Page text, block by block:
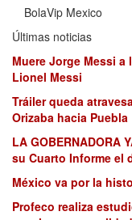
BolaVip Mexico
Últimas noticias
Muere Jorge Messi
Lionel Messi
Tráiler queda
Orizaba hacia Puebla
LA GOBERNADORA
su Cuarto Informe el
México va por la
Profeco realiza